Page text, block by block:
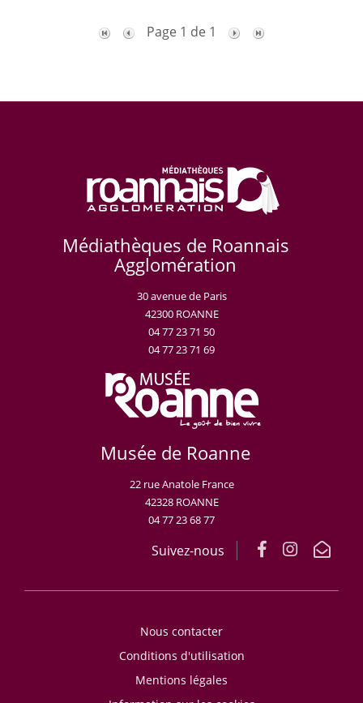
Page 1 de 1
Médiathèques de Roannais
Agglomération
30 avenue de Paris
42300 ROANNE
04 77 23 71 50
04 77 23 71 69
Musée de Roanne
22 rue Anatole France
42328 ROANNE
04 77 23 68 77
Suivez-nous
Nous contacter
Conditions d'utilisation
Mentions légales